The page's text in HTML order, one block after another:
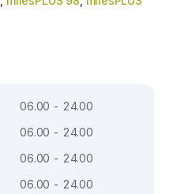
06.00 - 24.00
06.00 - 24.00
06.00 - 24.00
06.00 - 24.00